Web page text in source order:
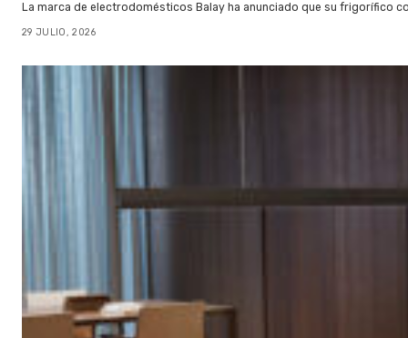
La marca de electrodomésticos Balay ha anunciado que su frigorífico
29 JULIO, 2026